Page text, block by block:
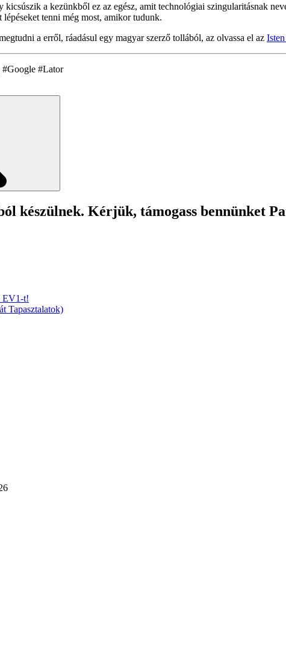
a kezünkből ez az egész, amit technológiai szingularitásnak
tenni még most, amikor tudunk.
a erről, ráadásul egy magyar szerző tollából, az olvassa el az
#Lator
készülnek. Kérjük, támogass bennünket
EV1-t!
Tapasztalatok)